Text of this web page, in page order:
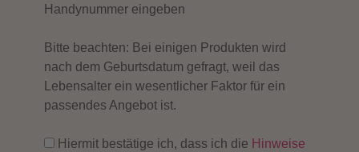
Handynummer eingeben
Bitte beachten: Bei einigen Produkten wird
nach dem Geburtsdatum gefragt, weil das
Lebensalter ein wesentlicher Faktor für ein
passendes Angebot ist.
Hiermit bestätige ich, dass ich die Hinweise